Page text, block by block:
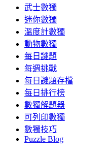
武士數獨
迷你數獨
溫度計數獨
動物數獨
每日謎題
每週挑戰
每日謎題存檔
每日排行榜
數獨解題器
可列印數獨
數獨技巧
Puzzle Blog